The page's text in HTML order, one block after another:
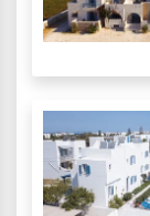
Κουρούτα Ηλείας
Κουφονήσια
Κρήτη
Κρουαζιέρες
Κύθηρα